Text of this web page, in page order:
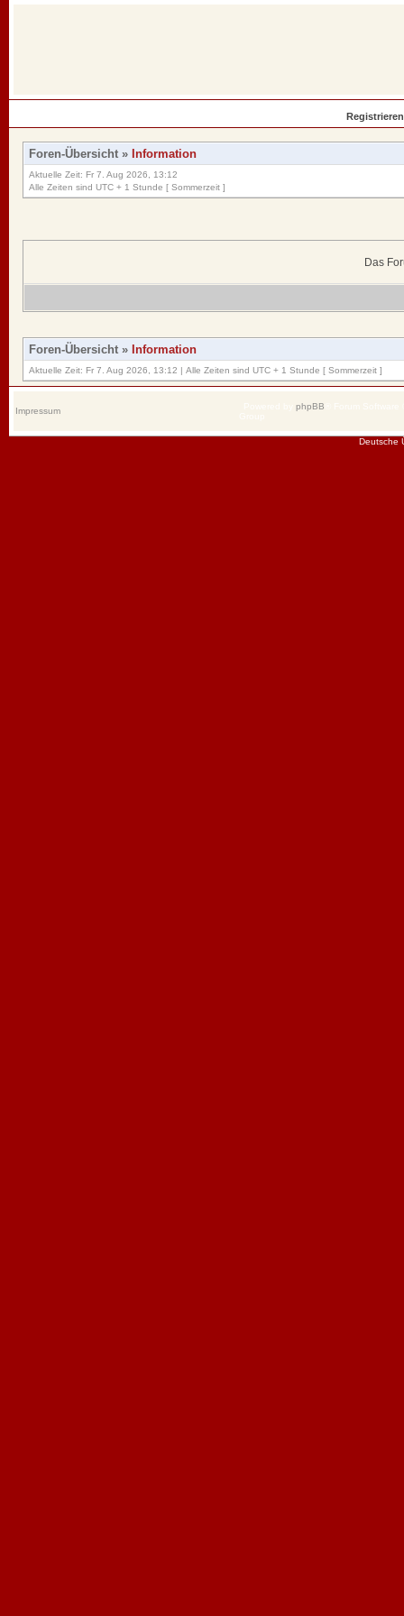
Registrieren
Foren-Übersicht » Information
Aktuelle Zeit: Fr 7. Aug 2026, 13:12
Alle Zeiten sind UTC + 1 Stunde [ Sommerzeit ]
Das
Foren-Übersicht » Information
Aktuelle Zeit: Fr 7. Aug 2026, 13:12 | Alle Zeiten sind UTC + 1 Stunde [ Sommerzeit ]
Impressum phpBB
Deutsche